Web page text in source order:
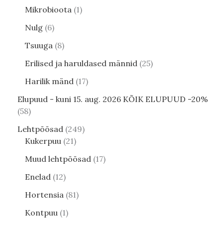
Mikrobioota 1
Nulg 6
Tsuuga 8
Erilised ja haruldased männid 25
Harilik mänd 17
Elupuud - kuni 15. aug. 2026 KÕIK ELUPUUD -20%
58
Lehtpõõsad 249
Kukerpuu 21
Muud lehtpõõsad 17
Enelad 12
Hortensia 81
Kontpuu 1